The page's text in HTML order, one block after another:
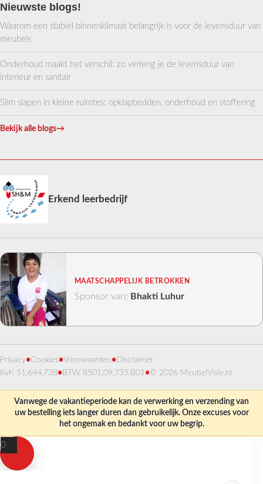
Nieuwste blogs!
Waarom een stabiel binnenklimaat belangrijk is voor de levensduur van
meubels
Onderhoud maakt het verschil: zo verleng je de levensduur van
interieur en sanitair
Slim slapen in kleine ruimtes: opklapbedden, onderhoud en stoffering
Bekijk alle blogs→
Erkend leerbedrijf
MAATSCHAPPELIJK BETROKKEN
Sponsor van: Bhakti Luhur
Privacy•Cookies•Voorwaarden• Disclaimer
KvK 51.644.738• BTW 8501.09.735.B01•© 2026 MeubelVisie.nl
Vanwege de vakantieperiode kan de verwerking en verzending van
uw bestelling iets langer duren dan gebruikelijk. Onze excuses voor
het ongemak en bedankt voor uw begrip.
0